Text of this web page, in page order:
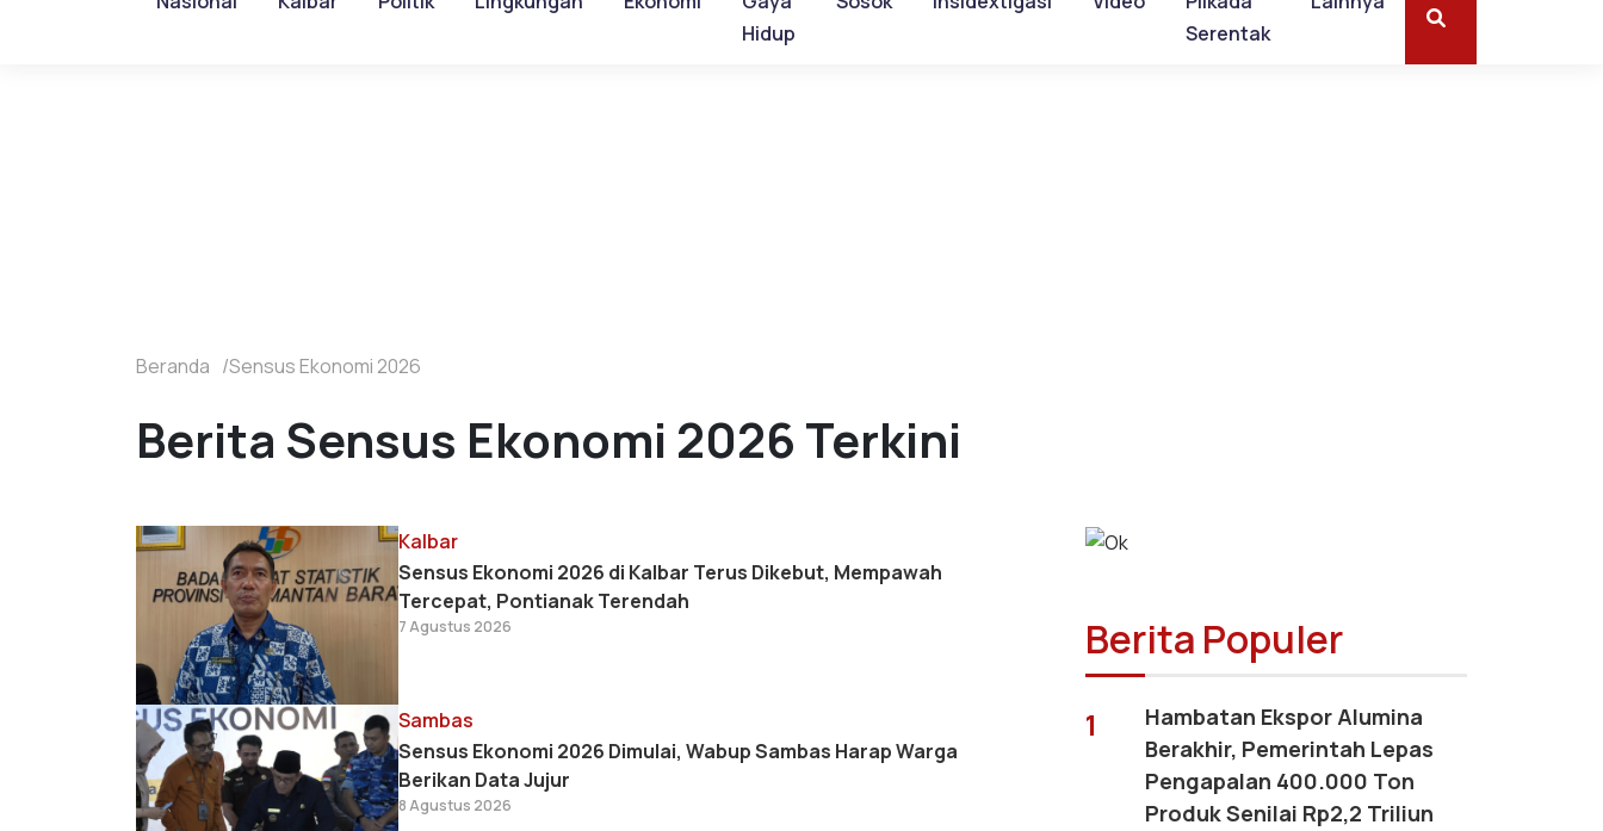
Hidup
Serentak
Beranda Sensus Ekonomi 2026
Berita Sensus Ekonomi 2026 Terkini
Kalbar
Sensus Ekonomi 2026 di Kalbar Terus Dikebut, Mempawah
Tercepat, Pontianak Terendah
7 Agustus 2026
Sambas
Sensus Ekonomi 2026 Dimulai, Wabup Sambas Harap Warga
Berikan Data Jujur
8 Agustus 2026
Berita Populer
1
Hambatan Ekspor Alumina
Berakhir, Pemerintah Lepas
Pengapalan 400.000 Ton
Produk Senilai Rp2,2 Triliun